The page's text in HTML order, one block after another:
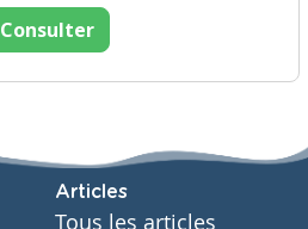
Consulter
Articles
Tous les articles